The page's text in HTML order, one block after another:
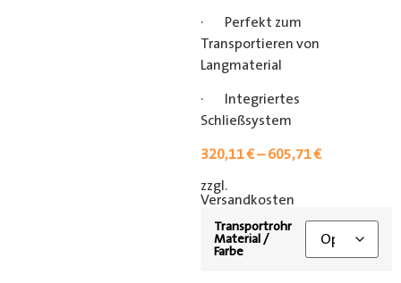
· Perfekt zum
Transportieren von
Langmaterial
· Integriertes
Schließsystem
320,11€–605,71€
zzgl.
Versandkosten
Transportrohr
Material /
Farbe